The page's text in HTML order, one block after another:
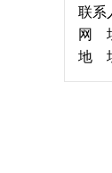
联系
网
地